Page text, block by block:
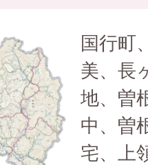
国行町
美、長
地、曽
中、曽
宅、上